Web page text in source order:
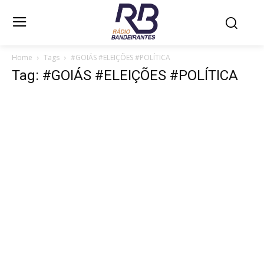
Home Tags #GOIÁS #ELEIÇÕES #POLÍTICA
Tag: #GOIÁS #ELEIÇÕES #POLÍTICA